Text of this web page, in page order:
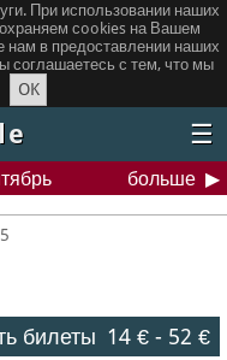
При использовании наших
сookies на Вашем
нам в предоставлении наших
соглашаетесь с тем, что мы
OK
☰
больше
билеты 14 €- 52 €